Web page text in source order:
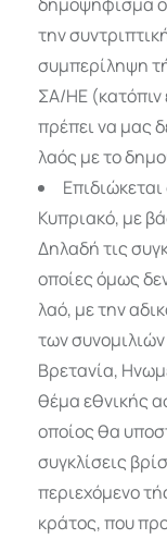
την
συμπερίληψη
ΣΑ/ΗΕ (κατόπιν
πρέπει να μας
λαός με το
Κυπριακό, με
Δηλαδή τις
οποίες όμως
λαό, με την
των
Βρετανία,
θέμα εθνικής
οποίος θα
συγκλίσεις
περιεχόμενο
κράτος, που